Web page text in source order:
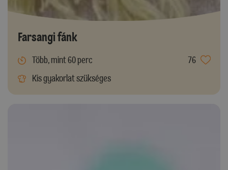
Farsangi fánk
Több, mint 60 perc
76
Kis gyakorlat szükséges